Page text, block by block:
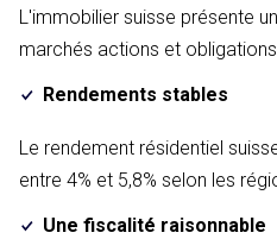
L'immobilier suisse présente
marchés actions et obligations
Rendements stables
Le rendement résidentiel
entre 4% et 5,8% selon les
Une fiscalité raisonnable